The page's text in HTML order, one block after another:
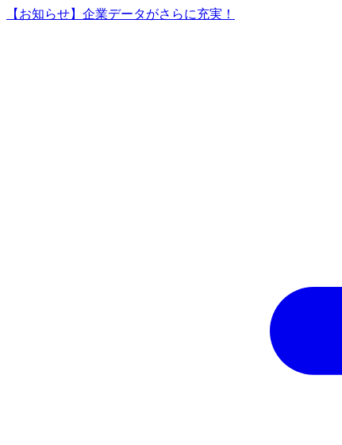
【お知らせ】企業データがさらに充実！